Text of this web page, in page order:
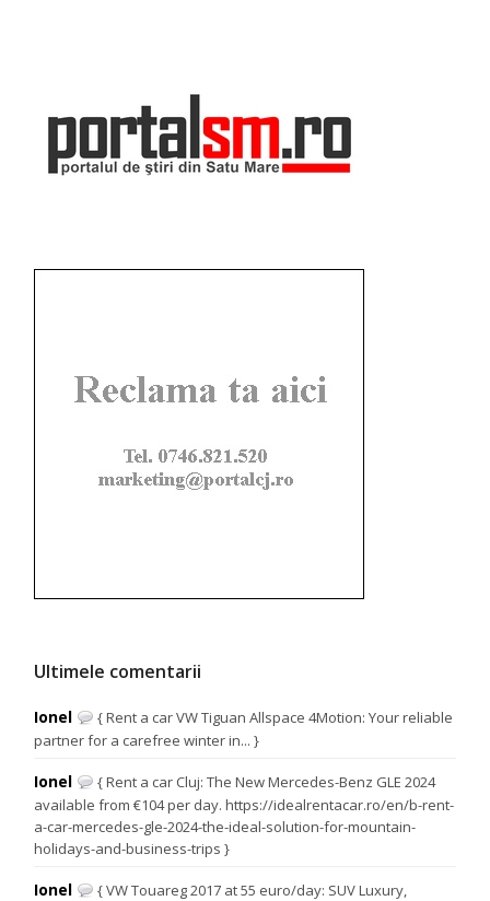
Ultimele comentarii
Ionel
{ Rent a car VW Tiguan Allspace 4Motion: Your reliable
partner for a carefree winter in... }
Ionel
{ Rent a car Cluj: The New Mercedes-Benz GLE 2024
available from €104 per day. https://idealrentacar.ro/en/b-rent-
a-car-mercedes-gle-2024-the-ideal-solution-for-mountain-
holidays-and-business-trips }
Ionel
{ VW Touareg 2017 at 55 euro/day: SUV Luxury,